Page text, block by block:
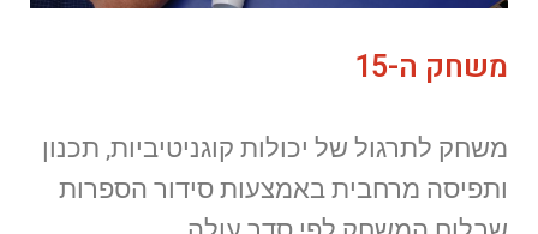
משחק ה-15
משחק לתרגול של יכולות קוגניטיביות, תכנון
ותפיסה מרחבית באמצעות סידור הספרות